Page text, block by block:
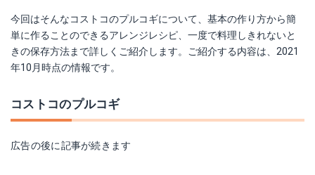
今回はそんなコストコのプルコギについて、基本の作り方から簡
単に作ることのできるアレンジレシピ、一度で料理しきれないと
きの保存方法まで詳しくご紹介します。ご紹介する内容は、2021
年10月時点の情報です。
コストコのプルコギ
広告の後に記事が続きます